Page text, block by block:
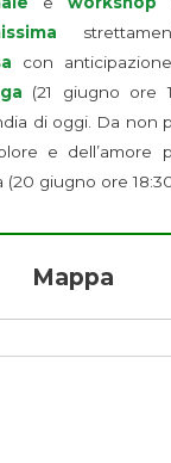
con
(21 giugno ore
di oggi. Da non
e dell’amore
giugno ore
Mappa